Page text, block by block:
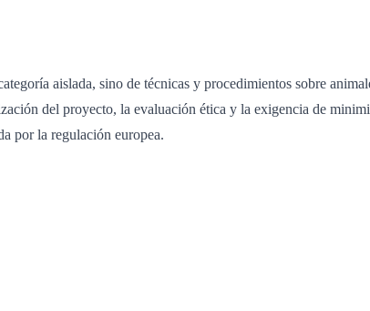
aislada, sino de técnicas y procedimientos sobre
del proyecto, la evaluación ética y la exigencia de
por la regulación europea.